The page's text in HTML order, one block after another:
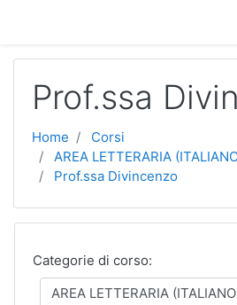
Prof.ssa
Home
Corsi
AREA LETTERARIA
Prof.ssa Divincenzo
Categorie di corso: